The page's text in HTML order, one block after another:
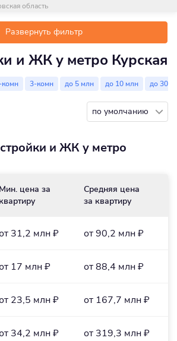
область
Развернуть фильтр
и ЖК у метро Курская
комн 3-комн до 5 млн до 10 млн до 30 м²
по умолчанию
и ЖК у метро
Мин. цена за
квартиру
Средняя цена
за квартиру
31,2 млн ₽ от 90,2 млн ₽
17 млн ₽ от 88,4 млн ₽
23,5 млн ₽ от 167,7 млн ₽
34,2 млн ₽ от 319,3 млн ₽